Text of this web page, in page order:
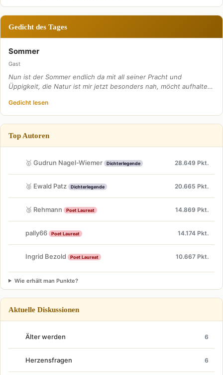
Gedicht des Tages
Sommer
Gast
Nun ist der Sommer endlich da mit all seiner Pracht und
Üppigkeit, die Natur ist mir jetzt besonders nah, möcht aufhalte…
Gedicht lesen
Top Autoren
🥇 Gudrun Nagel-Wiemer Dichterlegende 28.649 Pkt.
🥈 Ewald Patz Dichterlegende 20.665 Pkt.
🥉 Rehmann Poet Laureat 14.869 Pkt.
pally66 Poet Laureat 14.174 Pkt.
Ingrid Bezold Poet Laureat 10.667 Pkt.
Wie erhält man Punkte?
Aktuelle Diskussionen
Älter werden 6
Herzensfragen 6